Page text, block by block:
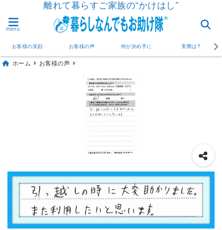
離れて暮らすご家族の“かけはし”
menu
お客様の笑顔 お客様の声 何が決め手に 実際は?
ホーム お客様の声